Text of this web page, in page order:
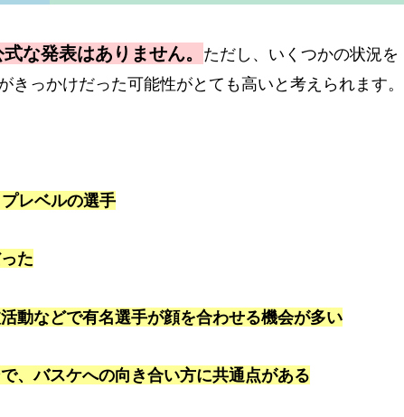
な発表はありません。
ただし、いくつかの状況を
っかけだった可能性がとても高いと考えられます。
レベルの選手
た
動などで有名選手が顔を合わせる機会が多い
、バスケへの向き合い方に共通点がある